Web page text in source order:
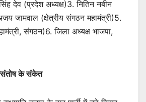
देव (प्रदेश अध्यक्ष)3. नितिन नबीन
जामवाल (क्षेत्रीय संगठन महामंत्री)5.
संगठन)6. जिला अध्यक्ष भाजपा,
के संकेत